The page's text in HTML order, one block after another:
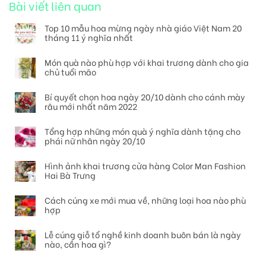
Bài viết liên quan
Top 10 mẫu hoa mừng ngày nhà giáo Việt Nam 20
tháng 11 ý nghĩa nhất
Món quà nào phù hợp với khai trương dành cho gia
chủ tuổi mão
Bí quyết chọn hoa ngày 20/10 dành cho cánh mày
râu mới nhất năm 2022
Tổng hợp những món quà ý nghĩa dành tặng cho
phái nữ nhân ngày 20/10
Hình ảnh khai trương cửa hàng Color Man Fashion
Hai Bà Trưng
Cách cúng xe mới mua về, những loại hoa nào phù
hợp
Lễ cúng giỗ tổ nghề kinh doanh buôn bán là ngày
nào, cần hoa gì?